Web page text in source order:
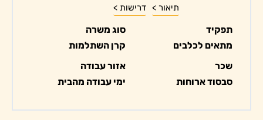
תיאור > דרישות >
תפקיד
מתאים לכלבים
סוג משרה
קרן השתלמות
שכר
סבסוד ארוחות
אזור עבודה
ימי עבודה מהבית